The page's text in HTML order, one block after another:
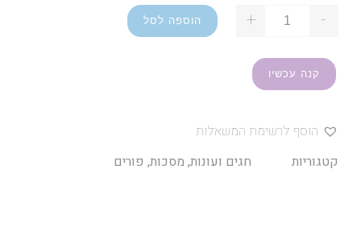
-
+ הוספה לסל
קנה עכשיו
הוסף לרשימת המשאלות
קטגוריות
חגים ועונות, מסכות, פורים